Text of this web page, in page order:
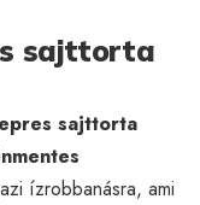
sajttorta
sajttorta
ízrobbanásra, ami